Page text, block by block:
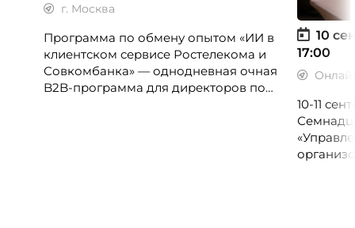
г. Москва
Программа по обмену опытом «ИИ в
клиентском сервисе Ростелекома и
Совкомбанка» — однодневная очная
B2B-программа для директоров по
10
17:00
10-11